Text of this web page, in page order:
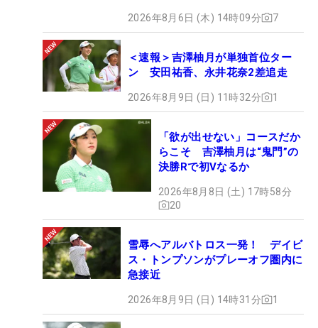
2026年8月6日 (木) 14時09分 7
＜速報＞吉澤柚月が単独首位ター
ン 安田祐香、永井花奈2差追走
2026年8月9日 (日) 11時32分 1
「欲が出せない」コースだか
らこそ 吉澤柚月は“鬼門”の
決勝Rで初Vなるか
2026年8月8日 (土) 17時58分
20
雪辱へアルバトロス一発！ デイビ
ス・トンプソンがプレーオフ圏内に
急接近
2026年8月9日 (日) 14時31分 1